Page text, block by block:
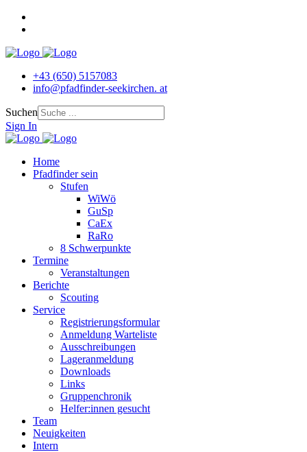
+43 (650) 5157083
info@pfadfinder‐seekirchen. at
Suchen
Sign In
Home
Pfadfinder sein
Stufen
WiWö
GuSp
CaEx
RaRo
8 Schwerpunkte
Termine
Veranstaltungen
Berichte
Scouting
Service
Registrierungsformular
Anmeldung Warteliste
Ausschreibungen
Lageranmeldung
Downloads
Links
Gruppenchronik
Helfer:innen gesucht
Team
Neuigkeiten
Intern